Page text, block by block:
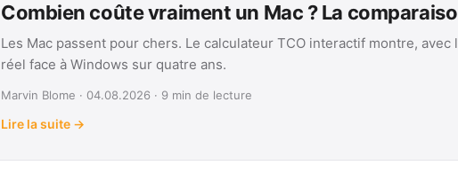
Combien coûte vraiment un Mac ? La
Les Mac passent pour chers. Le calculateur TCO interactif montre,
réel face à Windows sur quatre ans.
Marvin Blome · 04.08.2026 · 9 min de lecture
Lire la suite →